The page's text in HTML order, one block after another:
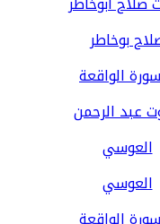
بوخاطر
العوسي